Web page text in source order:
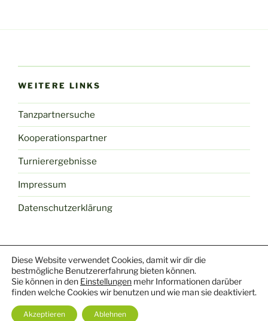
WEITERE LINKS
Tanzpartnersuche
Kooperationspartner
Turnierergebnisse
Impressum
Datenschutzerklärung
FacebookYoutubeMail Yelp Instagram
Datenschutzerklärung Stolz präsentiert von WordPress
Diese Website verwendet Cookies, damit wir dir die
bestmögliche Benutzererfahrung bieten können.
Sie können in den Einstellungen mehr Informationen darüber
finden welche Cookies wir benutzen und wie man sie deaktiviert.
Akzeptieren Ablehnen